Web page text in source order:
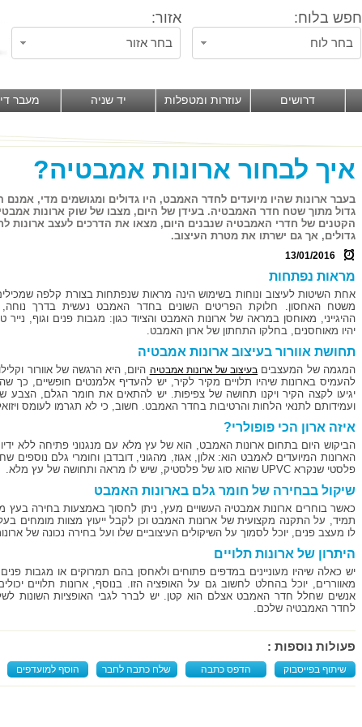
חפש בלוח: אזור:
בחר לוח בחר אזור
דרושים עוזרות ומטפלות יד שניה מעבר
איך לבחור ארונות אמבטיה?
בעבר ארונות שהיו מיועדים לחדר האמבט, היו גדולים ומגושמים מדי,
גדול מתוך שטח חדר האמבטיה. בעידן של היום, מצבו של שוק ארונות
הקטנים של חדרי האמבטיה שנבנים היום, מצאו את הדרכים לעצב ארונות
גדולים, אך גם ישרתו את מטרת העיצוב.
13/01/2016
מראות נפתחות
אחת השיטות לעיצוב ונוחות בשימוש הינה מראות שנפתחות בצורת קלפה
משטח האחסון. חלוקת הפריטים השונים בחדר האמבט נעשית בדרך נוחה,
ההיגייני, מאוחסן במראה של ארונות האמבט והציוד כגון: מגבות פנים וגוף, נייר
יהיו מאוחסנים, בחלקו התחתון של ארון האמבט.
תחושת אוורור בעיצוב ארונות אמבטיה
המגמה של המעצבים בעיצוב של ארונות אמבטיה היום, היא הרגשה של אוורור
להעמיס בארונות שיהיו תלויים מקיר לקיר, יש להעדיף אלמנטים חופשיים, כך
יגיעו לקצה הקיר ויקנו תחושה של צפיפות. יש להתאים את חומר הגלם, הצבע
ועמידותם לתנאי הלחות והרטיבות בחדר האמבט. חשוב, כי לא תגרמו לעומס
איזה ארון הכי פופולרי?
הביקוש היום בתחום ארונות האמבט, הוא של עץ מלא עם מנגנוני פתיחה ללא
הארונות המיועדים לאמבט הוא: אלון, אגוז, מהגוני, דובדבן וחומרי גלם נוספים
פלסטי שנקרא UPVC שהוא סוג של פלסטיק, שיש לו מראה ותחושה של עץ מלא.
שיקול בבחירה של חומר גלם בארונות האמבט
כאשר בוחרים ארונות אמבטיה העשויים מעץ, ניתן לחסוך באמצעות בחירה בעץ
תמיד, על התקנה מקצועית של ארונות האמבט וכן לקבל ייעוץ מצוות מומחים
לו מעצב פנים, יוכל לסמוך על השיקולים העיצוביים שלו ועל בחירה נכונה של
היתרון של ארונות תלויים
יש כאלה שיהיו מעוניינים במדפים פתוחים ולאחסן בהם תמרוקים או מגבות
מאווררים, יוכל בהחלט לחשוב גם על האופציה הזו. בנוסף, ארונות תלויים
אנשים שחלל חדר האמבט אצלם הוא קטן. יש לברר לגבי האופציות השונות
לחדר האמבטיה שלכם.
פעולות נוספות :
שיתוף בפייסבוק הדפס כתבה שלח כתבה לחבר הוסף למועדפים